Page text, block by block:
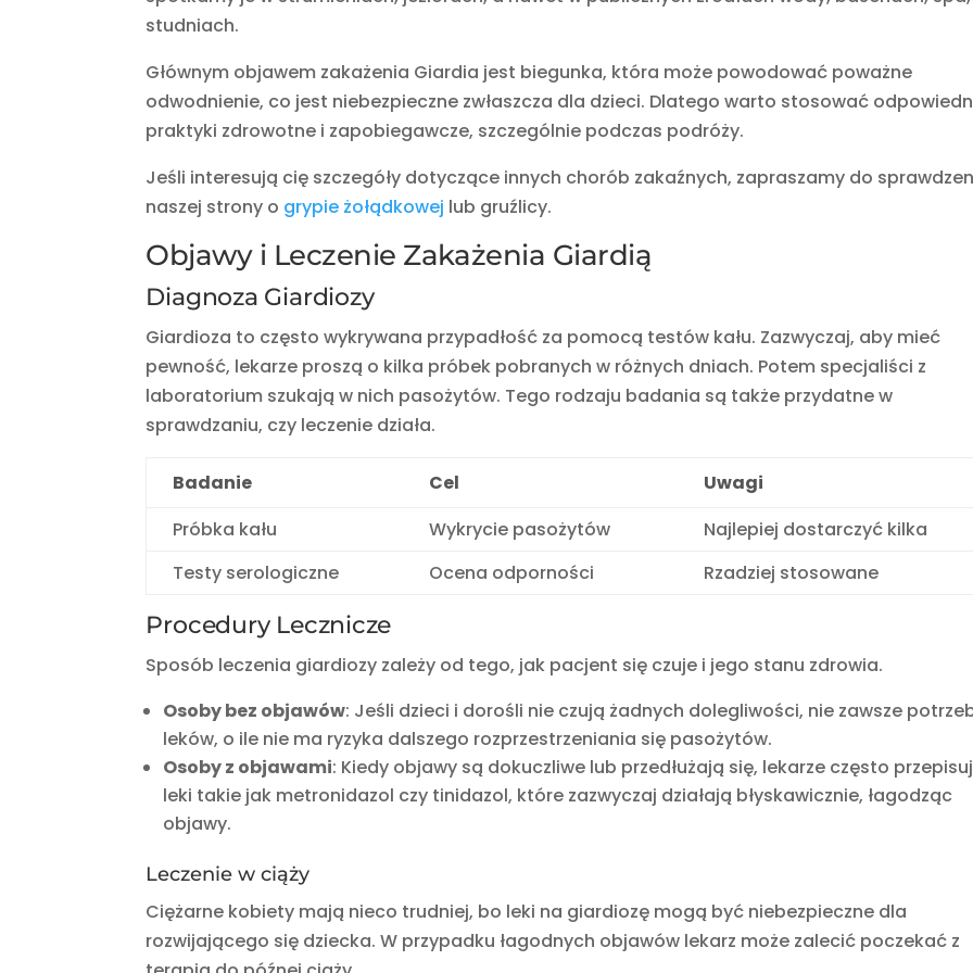
studniach.
Głównym objawem zakażenia Giardia jest biegunka, która może powodować poważne
odwodnienie, co jest niebezpieczne zwłaszcza dla dzieci. Dlatego warto stosować
praktyki zdrowotne i zapobiegawcze, szczególnie podczas podróży.
Jeśli interesują cię szczegóły dotyczące innych chorób zakaźnych, zapraszamy do
naszej strony o grypie żołądkowej lub gruźlicy.
Objawy i Leczenie Zakażenia Giardią
Diagnoza Giardiozy
Giardioza to często wykrywana przypadłość za pomocą testów kału. Zazwyczaj, aby mieć
pewność, lekarze proszą o kilka próbek pobranych w różnych dniach. Potem specjaliści z
laboratorium szukają w nich pasożytów. Tego rodzaju badania są także przydatne w
sprawdzaniu, czy leczenie działa.
Badanie Cel
Uwagi
Próbka kału
Wykrycie pasożytów
Najlepiej dostarczyć kilka
Testy serologiczne
Ocena odporności Rzadziej stosowane
Procedury Lecznicze
Sposób leczenia giardiozy zależy od tego, jak pacjent się czuje i jego stanu zdrowia.
Osoby bez objawów: Jeśli dzieci i dorośli nie czują żadnych dolegliwości, nie zawsze
leków, o ile nie ma ryzyka dalszego rozprzestrzeniania się pasożytów.
Osoby z objawami: Kiedy objawy są dokuczliwe lub przedłużają się, lekarze często
leki takie jak metronidazol czy tinidazol, które zazwyczaj działają błyskawicznie, łagodząc
objawy.
Leczenie w ciąży
Ciężarne kobiety mają nieco trudniej, bo leki na giardiozę mogą być niebezpieczne dla
rozwijającego się dziecka. W przypadku łagodnych objawów lekarz może zalecić poczekać z